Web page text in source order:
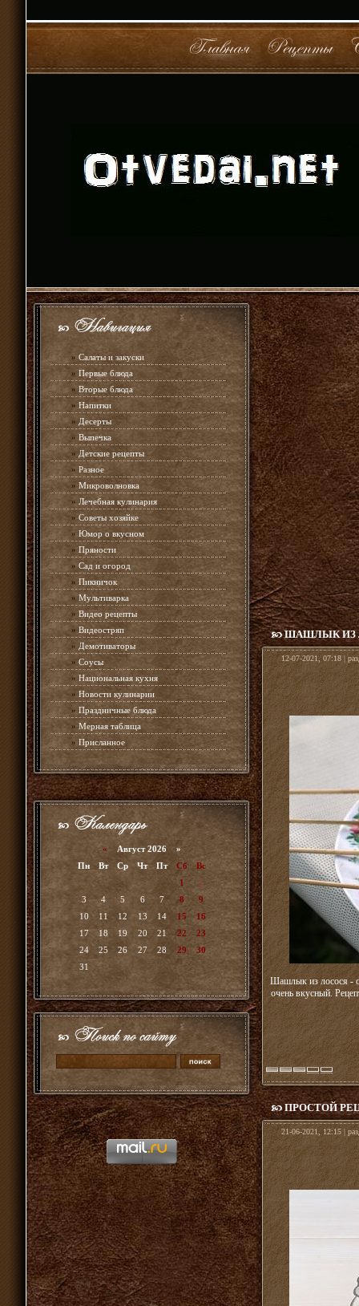
» Салаты и закуски
» Первые блюда
» Вторые блюда
» Напитки
»Десерты
» Выпечка
» Детские рецепты
» Разное
» Микроволновка
» Лечебная кулинария
» Советы хозяйке
» Юмор о вкусном
» Пряности
» Сад и огород
» Пикничок
» Мультиварка
» Видео рецепты
» Видеостряп
» Демотиваторы
» Соусы
» Национальная кухня
» Новости кулинарии
» Праздничные блюда
» Мерная таблица
» Присланное
« Август 2026 »
Пн
Вт Ср Чт Пт Сб
Вс
1
2
3
4 5 6 7 8
9
10
11 12 13 14 15
16
17
18 19 20 21 22
23
24
25 26 27 28 29
30
31
ШАШЛЫК ИЗ
12-07-2021, 07:18 |
Шашлык из лосося -
очень вкусный.
ПРОСТОЙ
21-06-2021, 12:15 |